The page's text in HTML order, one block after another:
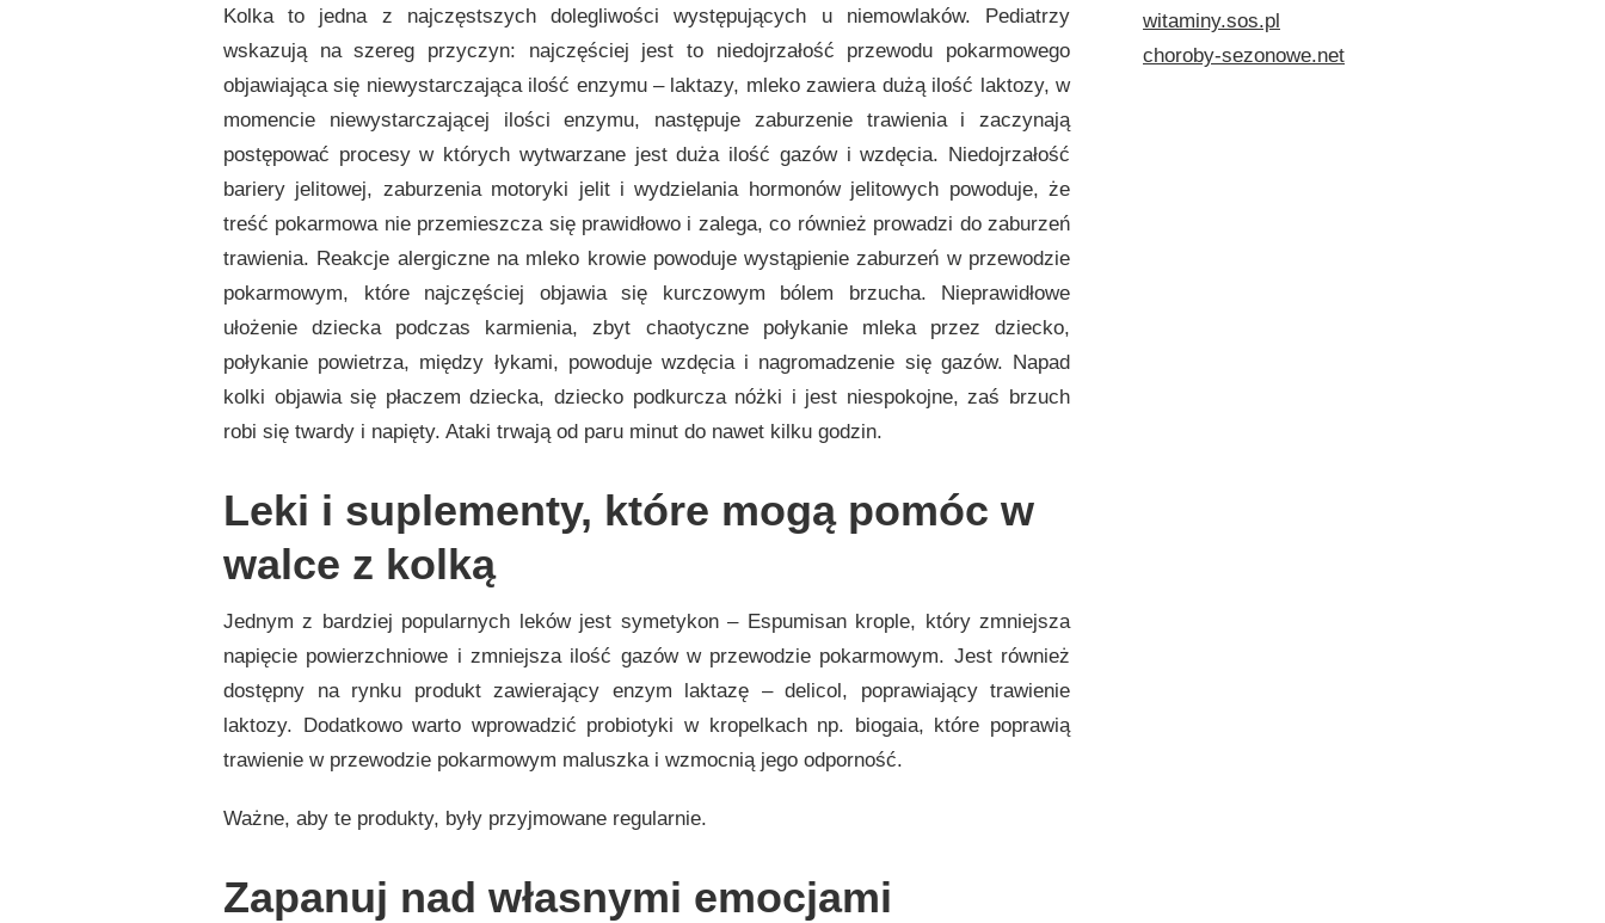
DZIECI?
Kolka to jedna z najczęstszych dolegliwości występujących u niemowlaków. Pediatrzy
wskazują na szereg przyczyn: najczęściej jest to niedojrzałość przewodu pokarmowego
objawiająca się niewystarczająca ilość enzymu – laktazy, mleko zawiera dużą ilość laktozy, w
momencie niewystarczającej ilości enzymu, następuje zaburzenie trawienia i zaczynają
postępować procesy w których wytwarzane jest duża ilość gazów i wzdęcia. Niedojrzałość
bariery jelitowej, zaburzenia motoryki jelit i wydzielania hormonów jelitowych powoduje, że
treść pokarmowa nie przemieszcza się prawidłowo i zalega, co również prowadzi do zaburzeń
trawienia. Reakcje alergiczne na mleko krowie powoduje wystąpienie zaburzeń w przewodzie
pokarmowym, które najczęściej objawia się kurczowym bólem brzucha. Nieprawidłowe
ułożenie dziecka podczas karmienia, zbyt chaotyczne połykanie mleka przez dziecko,
połykanie powietrza, między łykami, powoduje wzdęcia i nagromadzenie się gazów. Napad
kolki objawia się płaczem dziecka, dziecko podkurcza nóżki i jest niespokojne, zaś brzuch
robi się twardy i napięty. Ataki trwają od paru minut do nawet kilku godzin.
Leki i suplementy, które mogą pomóc w
walce z kolką
Jednym z bardziej popularnych leków jest symetykon – Espumisan krople, który zmniejsza
napięcie powierzchniowe i zmniejsza ilość gazów w przewodzie pokarmowym. Jest również
dostępny na rynku produkt zawierający enzym laktazę – delicol, poprawiający trawienie
laktozy. Dodatkowo warto wprowadzić probiotyki w kropelkach np. biogaia, które poprawią
trawienie w przewodzie pokarmowym maluszka i wzmocnią jego odporność.
Ważne, aby te produkty, były przyjmowane regularnie.
Zapanuj nad własnymi emocjami
witaminy.sos.pl
choroby-sezonowe.net